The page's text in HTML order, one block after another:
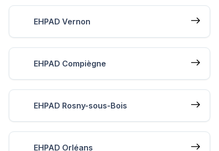
EHPAD Vernon
EHPAD Compiègne
EHPAD Rosny-sous-Bois
EHPAD Orléans